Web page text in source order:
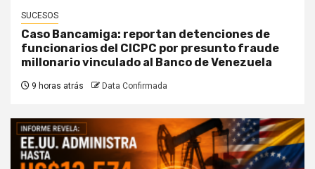
SUCESOS
Caso Bancamiga: reportan detenciones de
funcionarios del CICPC por presunto fraude
millonario vinculado al Banco de Venezuela
9 horas atrás Data Confirmada